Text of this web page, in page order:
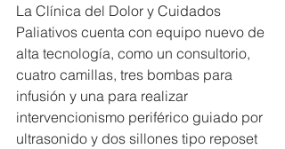
La Clínica del Dolor y Cuidados
Paliativos cuenta con equipo nuevo de
alta tecnología, como un consultorio,
cuatro camillas, tres bombas para
infusión y una para realizar
intervencionismo periférico guiado por
ultrasonido y dos sillones tipo reposet